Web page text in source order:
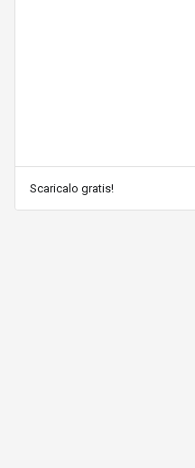
Scaricalo gratis!